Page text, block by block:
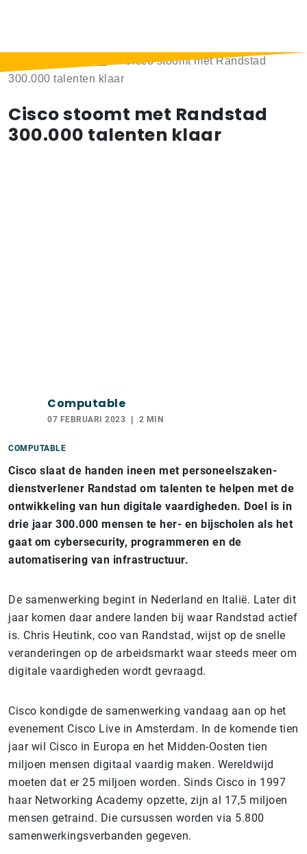
Cisco stoomt met Randstad
300.000 talenten klaar
Cisco stoomt met Randstad
300.000 talenten klaar
Computable
07 FEBRUARI 2023 2 MIN
COMPUTABLE
Cisco slaat de handen ineen met personeelszaken-
dienstverlener Randstad om talenten te helpen met de
ontwikkeling van hun digitale vaardigheden. Doel is in
drie jaar 300.000 mensen te her- en bijscholen als het
gaat om cybersecurity, programmeren en de
automatisering van infrastructuur.
De samenwerking begint in Nederland en Italië. Later dit
jaar komen daar andere landen bij waar Randstad actief
is. Chris Heutink, coo van Randstad, wijst op de snelle
veranderingen op de arbeidsmarkt waar steeds meer om
digitale vaardigheden wordt gevraagd.
Cisco kondigde de samenwerking vandaag aan op het
evenement Cisco Live in Amsterdam. In de komende tien
jaar wil Cisco in Europa en het Midden-Oosten tien
miljoen mensen digitaal vaardig maken. Wereldwijd
moeten dat er 25 miljoen worden. Sinds Cisco in 1997
haar Networking Academy opzette, zijn al 17,5 miljoen
mensen getraind. Die cursussen worden via 5.800
samenwerkingsverbanden gegeven.